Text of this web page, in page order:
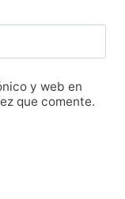
y web en
que comente.